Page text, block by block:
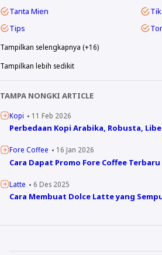
Tanta Mien
Tips
Tampilkan selengkapnya (+16)
Tampilkan lebih sedikit
TAMPA NONGKI ARTICLE
Kopi 11 Feb 2026
Perbedaan Kopi Arabika, Robusta,
Fore Coffee 16 Jan 2026
Cara Dapat Promo Fore Coffee Terbaru
Latte 6 Des 2025
Cara Membuat Dolce Latte yang